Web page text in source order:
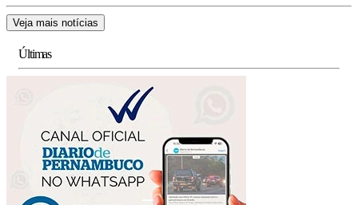
Veja mais notícias
Últimas